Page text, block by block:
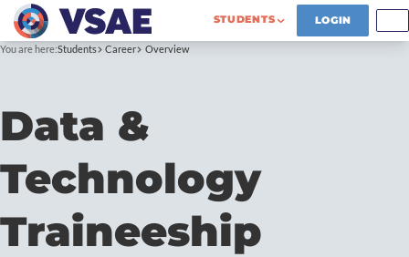
STUDENTS LOGIN
You are here:Students Career Overview
Data &
Technology
Traineeship